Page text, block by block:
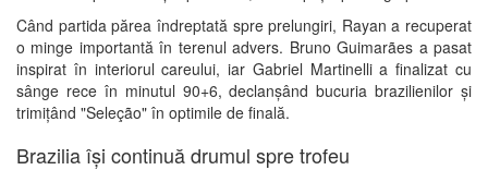
Când partida părea îndreptată spre prelungiri, Rayan a recuperat
o minge importantă în terenul advers. Bruno Guimarães a pasat
inspirat în interiorul careului, iar Gabriel Martinelli a finalizat cu
sânge rece în minutul 90+6, declanșând bucuria brazilienilor și
trimițând "Seleção" în optimile de finală.
Brazilia își continuă drumul spre trofeu